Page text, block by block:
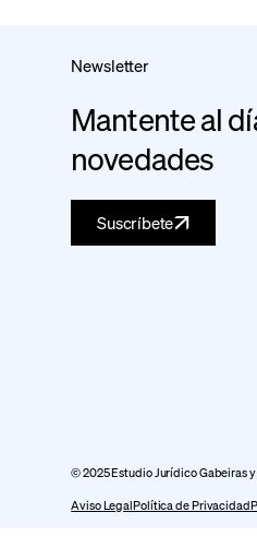
Newsletter
Mantente al
novedades
Suscríbete
© 2025 Estudio Jurídico Gabeiras y
Aviso LegalPolítica de Privacidad